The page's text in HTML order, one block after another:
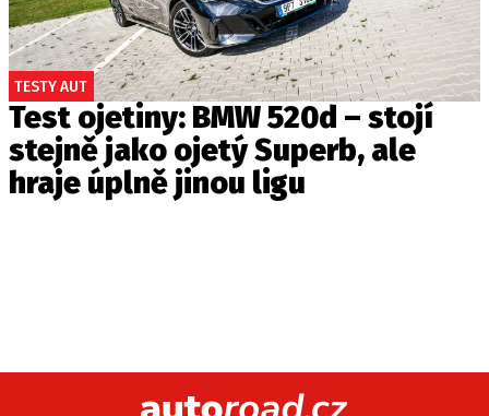
TESTY AUT
Test ojetiny: BMW 520d – stojí
stejně jako ojetý Superb, ale
hraje úplně jinou ligu